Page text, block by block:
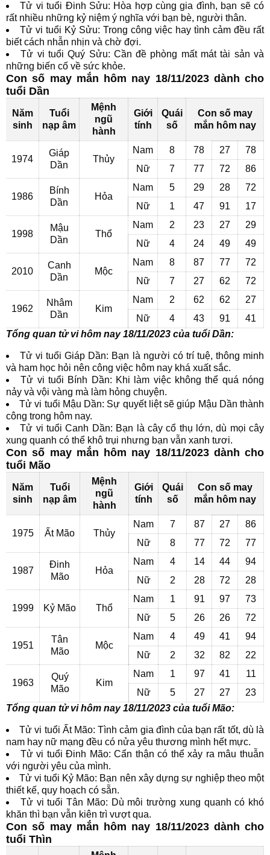
Tử vi tuổi Đinh Sửu: Hòa hợp cùng gia đình, bạn sẽ có
rất nhiều những kỷ niệm ý nghĩa với bạn bè, người thân.
Tử vi tuổi Kỷ Sửu: Trong công việc hay tình cảm đều rất
biết cách nhẫn nhịn và chờ đợi.
Tử vi tuổi Quý Sửu: Cần đề phòng mất mát tài sản và
những biến cố về sức khỏe.
Con số may mắn hôm nay 18/11/2023 dành cho
tuổi Dần
Năm
sinh
Tuổi
nạp âm
Mệnh
ngũ
hành
Giới
tính
Quái
số
Con số may
mắn hôm nay
1974
Giáp
Dần
Thủy
Nam 8 78 27
78
Nữ
7 77 72 86
1986
Bính
Dần
Hỏa
Nam 5 29 28
72
Nữ
1 47 91 17
1998
Mậu
Dần
Thổ
Nam 2 23 27
29
Nữ
4 24 49 49
2010
Canh
Dần
Mộc
Nam 8 87 77
72
Nữ
7 27 62 72
1962
Nhâm
Dần
Kim
Nam 2 62 62
27
Nữ
4 43 91
41
Tổng quan tử vi hôm nay 18/11/2023 của tuổi Dần:
Tử vi tuổi Giáp Dần: Bạn là người có trí tuệ, thông minh
và ham học hỏi nên công việc hôm nay khá xuất sắc.
Tử vi tuổi Bính Dần: Khi làm việc không thể quá nóng
nảy và vội vàng mà làm hỏng chuyện.
Tử vi tuổi Mậu Dần: Sự quyết liệt sẽ giúp Mậu Dần thành
công trong hôm nay.
Tử vi tuổi Canh Dần: Bạn là cây cổ thụ lớn, dù mọi cây
xung quanh có thể khô trụi nhưng bạn vẫn xanh tươi.
Con số may mắn hôm nay 18/11/2023 dành cho
tuổi Mão
Năm
sinh
Tuổi
nạp âm
Mệnh
ngũ
hành
Giới
tính
Quái
số
Con số may
mắn hôm nay
1975 Ất Mão Thủy
Nam 7 87 27
86
Nữ
8 77 72 77
1987
Đinh
Mão
Hỏa
Nam 4 14 44
94
Nữ
2 28 72 28
1999 Kỷ Mão Thổ
Nam 1 91 97
73
Nữ
5 26 26 72
1951
Tân
Mão
Mộc
Nam 4 49 41
94
Nữ
2 32 82 22
1963
Quý
Mão
Kim
Nam 1 97 41
11
Nữ
5 27 27
23
Tổng quan tử vi hôm nay 18/11/2023 của tuổi Mão:
Tử vi tuổi Ất Mão: Tình cảm gia đình của bạn rất tốt, dù là
nam hay nữ mạng đều có nửa yêu thương mình hết mực.
Tử vi tuổi Đinh Mão: Cẩn thận có thể xảy ra mâu thuẫn
với người yêu của mình.
Tử vi tuổi Kỷ Mão: Bạn nên xây dựng sự nghiệp theo một
thiết kế, quy hoạch có sẵn.
Tử vi tuổi Tân Mão: Dù môi trường xung quanh có khó
khăn thì bạn vẫn kiên trì vượt qua.
Con số may mắn hôm nay 18/11/2023 dành cho
tuổi Thìn